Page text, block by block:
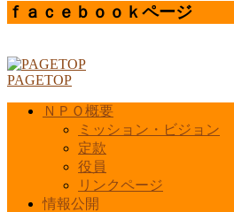
有ｆａｃｅｂｏｏｋページ
PAGETOP
ＮＰＯ概要
ミッション・ビジョン
定款
役員
リンクページ
情報公開